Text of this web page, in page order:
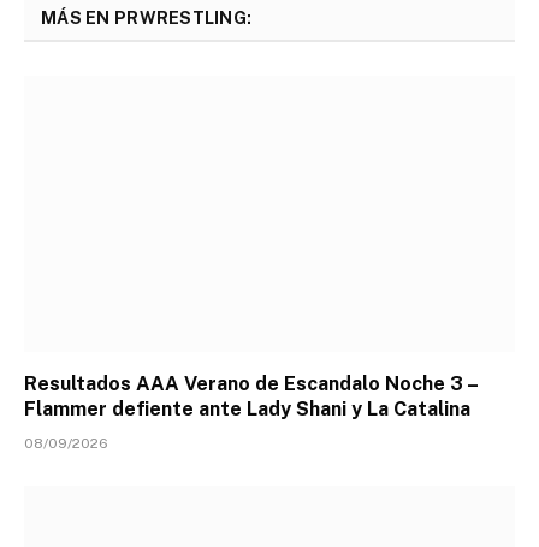
MÁS EN PRWRESTLING:
Resultados AAA Verano de Escandalo Noche 3 –
Flammer defiente ante Lady Shani y La Catalina
08/09/2026